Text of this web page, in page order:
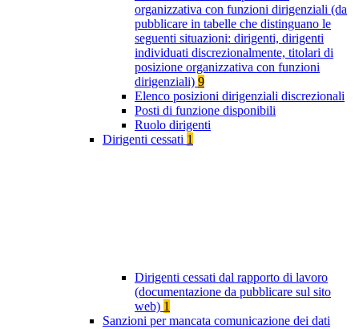
organizzativa con funzioni dirigenziali (da
pubblicare in tabelle che distinguano le
seguenti situazioni: dirigenti, dirigenti
individuati discrezionalmente, titolari di
posizione organizzativa con funzioni
dirigenziali) 9
Elenco posizioni dirigenziali discrezionali
Posti di funzione disponibili
Ruolo dirigenti
Dirigenti cessati 1
Dirigenti cessati dal rapporto di lavoro
(documentazione da pubblicare sul sito
web) 1
Sanzioni per mancata comunicazione dei dati